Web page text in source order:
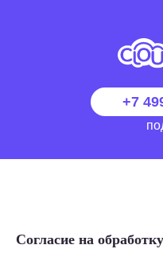
+7
Согласие на